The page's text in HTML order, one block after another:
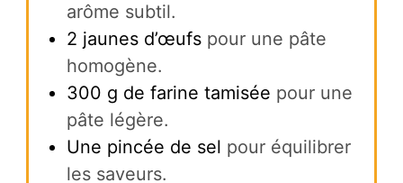
arôme subtil.
2 jaunes d’œufs pour une pâte
homogène.
300 g de farine tamisée pour une
pâte légère.
Une pincée de sel pour équilibrer
les saveurs.